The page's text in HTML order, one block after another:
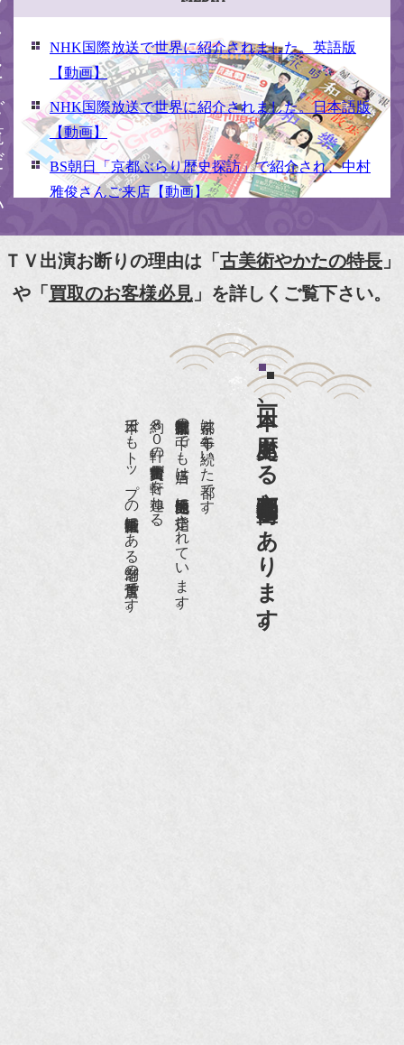
い
NHK国際放送で世界に紹介されました。英語版
【動画】
NHK国際放送で世界に紹介されました。日本語版
【動画】
BS朝日「京都ぶらり歴史探訪」で紹介され、中村
雅俊さんご来店【動画】
【動画】
『京都新聞』とKBS京都で鴨東まちなか美術館を
『和楽』7月号 樋口可南子さんがお店へ！！
『樋口可南子の古寺散歩』（5月17日発行）
NHK「趣味Do楽」とよた真帆さんご来店！【動
NHK『美の壺』（4月24日放送）
『和楽』10月号
『Hanako 京都案内』
『FIGARO japon』12月号
ＴＶ出演お断りの理由は「古美術やかたの特長 」
や「買取のお客様必見 」を詳しくご覧下さい。
日本一、歴史ある
京都祇園骨董街にあります。
京都は千年も続いた都です。
京都祇園骨董街の中でも当店は、歴史的保全地区に指定されています。
約８０軒の古美術骨董商が軒を連ねる、
日本でもトップの祇園骨董街にある老舗の骨董店です。